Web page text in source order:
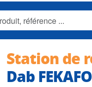
Station de
Dab